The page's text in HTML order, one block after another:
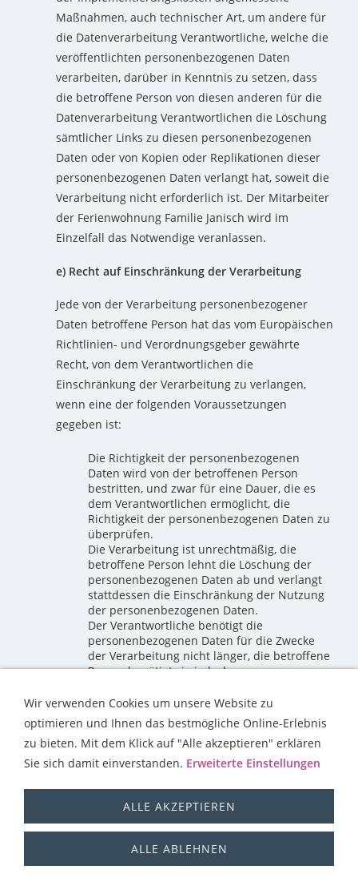
Maßnahmen, auch technischer Art, um andere für
die Datenverarbeitung Verantwortliche, welche die
veröffentlichten personenbezogenen Daten
verarbeiten, darüber in Kenntnis zu setzen, dass
die betroffene Person von diesen anderen für die
Datenverarbeitung Verantwortlichen die Löschung
sämtlicher Links zu diesen personenbezogenen
Daten oder von Kopien oder Replikationen dieser
personenbezogenen Daten verlangt hat, soweit die
Verarbeitung nicht erforderlich ist. Der Mitarbeiter
der Ferienwohnung Familie Janisch wird im
Einzelfall das Notwendige veranlassen.
e) Recht auf Einschränkung der Verarbeitung
Jede von der Verarbeitung personenbezogener
Daten betroffene Person hat das vom Europäischen
Richtlinien- und Verordnungsgeber gewährte
Recht, von dem Verantwortlichen die
Einschränkung der Verarbeitung zu verlangen,
wenn eine der folgenden Voraussetzungen
gegeben ist:
Die Richtigkeit der personenbezogenen
Daten wird von der betroffenen Person
bestritten, und zwar für eine Dauer, die es
dem Verantwortlichen ermöglicht, die
Richtigkeit der personenbezogenen Daten zu
überprüfen.
Die Verarbeitung ist unrechtmäßig, die
betroffene Person lehnt die Löschung der
personenbezogenen Daten ab und verlangt
stattdessen die Einschränkung der Nutzung
der personenbezogenen Daten.
Der Verantwortliche benötigt die
personenbezogenen Daten für die Zwecke
der Verarbeitung nicht länger, die betroffene
Person benötigt sie jedoch zur
Verteidigung von Rechtsansprüchen.
Die betroffene Person hat Widerspruch
gegen die Verarbeitung gem. Art. 21 Abs. 1
DS-GVO eingelegt und es steht noch nicht
fest, ob die berechtigten Gründe des
betroffenen Person überwiegen.
Einschränkung von personenbezogenen Daten, die
Wir verwenden Cookies um unsere Website zu
optimieren und Ihnen das bestmögliche Online-Erlebnis
zu bieten. Mit dem Klick auf "Alle akzeptieren" erklären
Sie sich damit einverstanden. Erweiterte Einstellungen
ALLE AKZEPTIEREN
ALLE ABLEHNEN